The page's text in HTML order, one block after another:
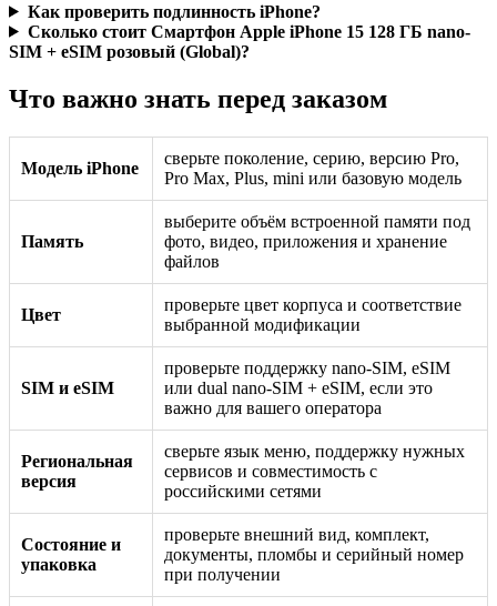
Как проверить подлинность iPhone?
Сколько стоит Смартфон Apple iPhone 15 128 ГБ nano-
SIM + eSIM розовый (Global)?
Что важно знать перед заказом
Модель iPhone
сверьте поколение, серию, версию Pro,
Pro Max, Plus, mini или базовую модель
Память
выберите объём встроенной памяти под
фото, видео, приложения и хранение
файлов
Цвет
проверьте цвет корпуса и соответствие
выбранной модификации
SIM и eSIM
проверьте поддержку nano-SIM, eSIM
или dual nano-SIM + eSIM, если это
важно для вашего оператора
Региональная
версия
сверьте язык меню, поддержку нужных
сервисов и совместимость с
российскими сетями
Состояние и
упаковка
проверьте внешний вид, комплект,
документы, пломбы и серийный номер
при получении